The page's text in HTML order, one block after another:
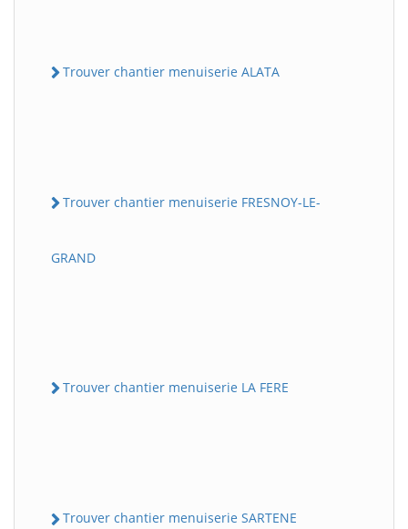
Trouver chantier menuiserie ALATA
Trouver chantier menuiserie FRESNOY-LE-
GRAND
Trouver chantier menuiserie LA FERE
Trouver chantier menuiserie SARTENE